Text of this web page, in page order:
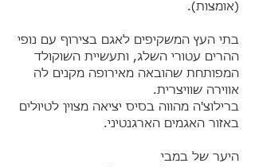
(אומצות).
בתי העץ המשקיפים לאגם בצירוף עם נופי
ההרים עטורי השלג, ותעשיית השוקולד
המפותחת שהובאה מאירופה מקנים לה
אווירה שוויצרית.
ברילוצ'ה מהווה בסיס יציאה מצוין לטיולים
באזור האגמים הארגנטיני.
היער של במבי